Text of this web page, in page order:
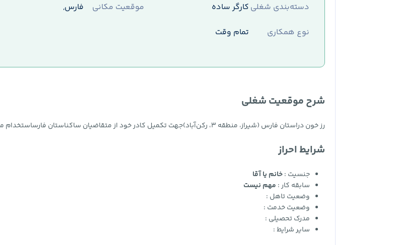
دسته‌بندی شغلی کارگر ساده موقعیت مکانی
فارس,
نوع همکاری
تمام وقت
شرح موقعیت شغلی
رز خون دراستان فارس (شیراز، منطقه ۳، رکن‌آباد)جهت تکمیل کادر خود از متقاضیان ساکناستان فارساستخدام می‌نماید
شرایط احراز
جنسیت :خانم یا آقا
سابقه کار : مهم نیست
وضعیت تاهل :
وضعیت خدمت :
مدرک تحصیلی :
سایر شرایط :